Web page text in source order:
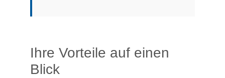
Ihre Vorteile auf einen
Blick